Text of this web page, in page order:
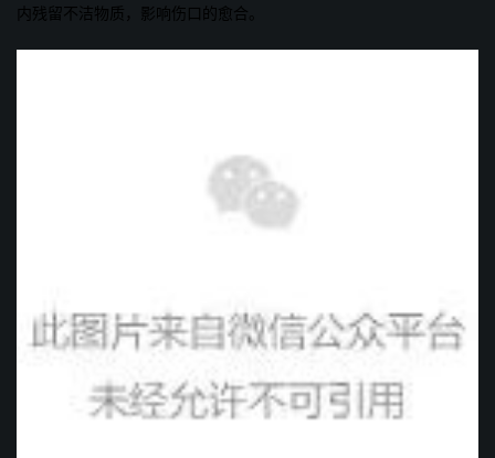
内残留不洁物质，影响伤口的愈合。